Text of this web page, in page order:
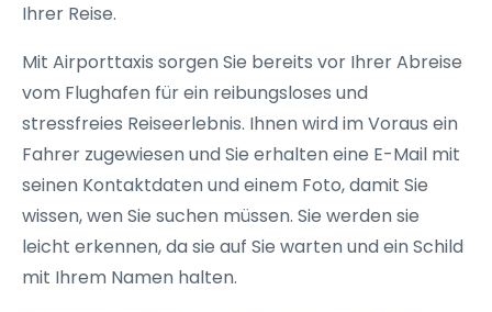
Ihrer Reise.
Mit Airporttaxis sorgen Sie bereits vor Ihrer Abreise
vom Flughafen für ein reibungsloses und
stressfreies Reiseerlebnis. Ihnen wird im Voraus ein
Fahrer zugewiesen und Sie erhalten eine E-Mail mit
seinen Kontaktdaten und einem Foto, damit Sie
wissen, wen Sie suchen müssen. Sie werden sie
leicht erkennen, da sie auf Sie warten und ein Schild
mit Ihrem Namen halten.